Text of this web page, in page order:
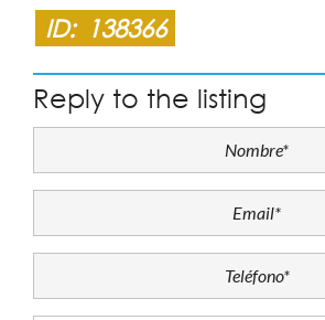
ID: 138366
Reply to the listing